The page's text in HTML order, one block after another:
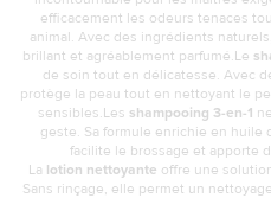
efficacement les odeurs tenaces
animal. Avec des ingrédients
brillant et agréablement parfumé.Le
de soin tout en délicatesse. Avec
protège la peau tout en nettoyant le
sensibles.Les shampooing 3-en-1
geste. Sa formule enrichie en huile
facilite le brossage et apporte
La lotion nettoyante offre une
Sans rinçage, elle permet un